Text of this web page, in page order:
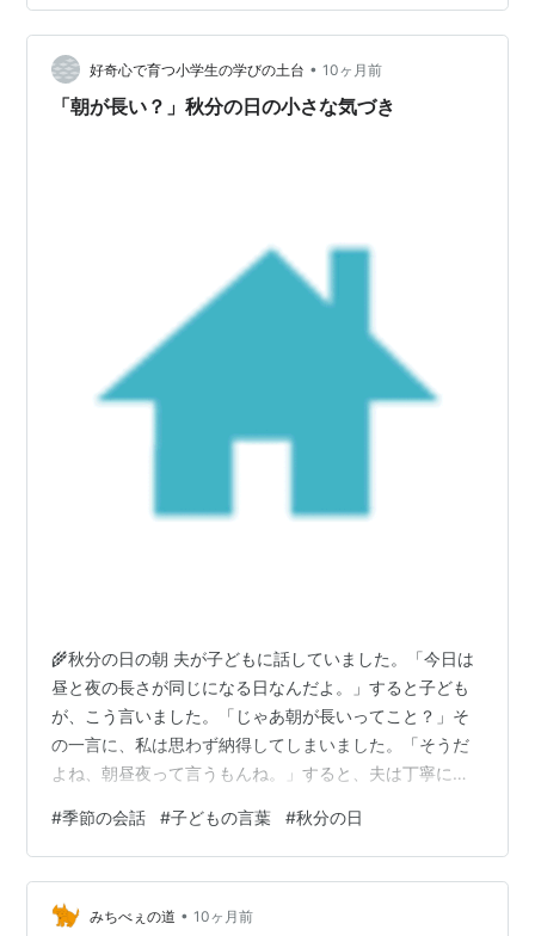
やかで取り入れやすい香りをセレクトしました。
kaoribergamot.com 🌕 中秋の名月と香り 美しい月夜に
香りを添えると、忘れられない秋のひとときに…
好奇心で育つ小学生の学びの土台 • 10ヶ月前
「朝が長い？」秋分の日の小さな気づき
🌾秋分の日の朝 夫が子どもに話していました。「今日は
昼と夜の長さが同じになる日なんだよ。」すると子ども
が、こう言いました。「じゃあ朝が長いってこと？」そ
の一言に、私は思わず納得してしまいました。「そうだ
よね、朝昼夜って言うもんね。」すると、夫は丁寧に説
りまでの太陽が出てる明るい時間のことだよ。夜はその
逆で、太陽が見えない暗い時間のことだよ。」と。 🌌図
鑑MOVEの宇宙編、見たかったのに… そういえば、図鑑
MOVEの宇宙編のDVDがあったはず…と思って探したので
#季節の会話 #子どもの言葉 #秋分の日
みちべぇの道 • 10ヶ月前